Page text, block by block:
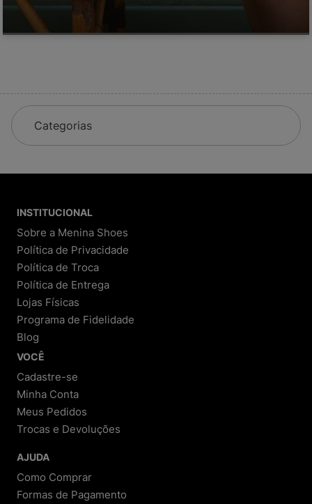
Categorias
INSTITUCIONAL
Sobre a Menina Shoes
Política de Privacidade
Política de Troca
Política de Entrega
Lojas Físicas
Programa de Fidelidade
Blog
VOCÊ
Cadastre-se
Minha Conta
Meus Pedidos
Trocas e Devoluções
AJUDA
Como Comprar
Formas de Pagamento